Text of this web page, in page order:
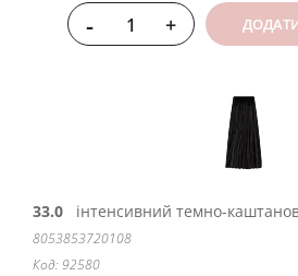
- +
33.0 інтенсивний темно-
8053853720108
Код: 92580